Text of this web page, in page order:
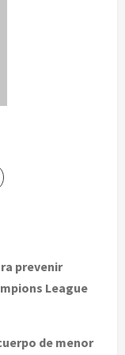
prevenir
League
de menor